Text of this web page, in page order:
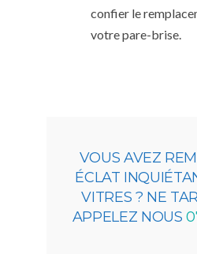
confier le
votre pare-brise.
VOUS AVEZ
ÉCLAT
VITRES ? NE
APPELEZ NOUS